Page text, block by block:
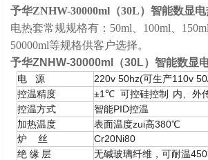
予华ZNHW-30000ml（30L）智能数显
电热套常规规格有：50ml、100ml、
50000ml等规格供客户选择。
予华ZNHW-30000ml（30L）智能数显
电 源 220v 50hz(可生产110v
控温精度
±1℃ 可控硅控制 内、外
控温方式 智能PID控温
加热温度
表面温度zui高380℃
炉 丝
Cr20Ni80
绝 缘 层
无碱玻璃纤维，可耐温